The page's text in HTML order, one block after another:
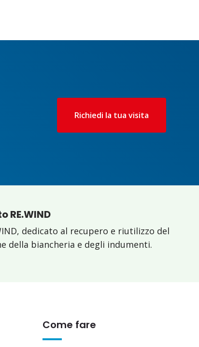
Richiedi la tua visita
dedicato al recupero e riutilizzo del
della biancheria e degli indumenti.
Come fare